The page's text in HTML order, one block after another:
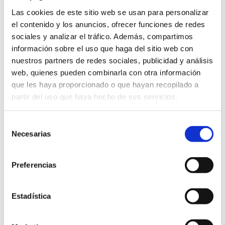
Las cookies de este sitio web se usan para personalizar
el contenido y los anuncios, ofrecer funciones de redes
sociales y analizar el tráfico. Además, compartimos
información sobre el uso que haga del sitio web con
nuestros partners de redes sociales, publicidad y análisis
web, quienes pueden combinarla con otra información
que les haya proporcionado o que hayan recopilado a
partir del uso que haya hecho de sus servicios.
Necesarias
Preferencias
Estadística
Contenidos relacionados